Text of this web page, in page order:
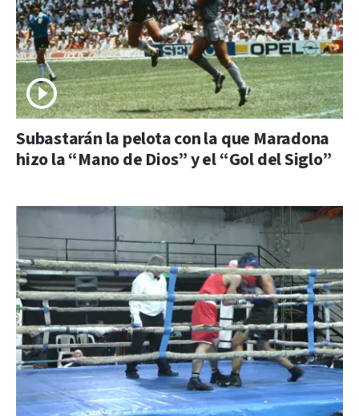
Subastarán la pelota con la que Maradona
hizo la “Mano de Dios” y el “Gol del Siglo”